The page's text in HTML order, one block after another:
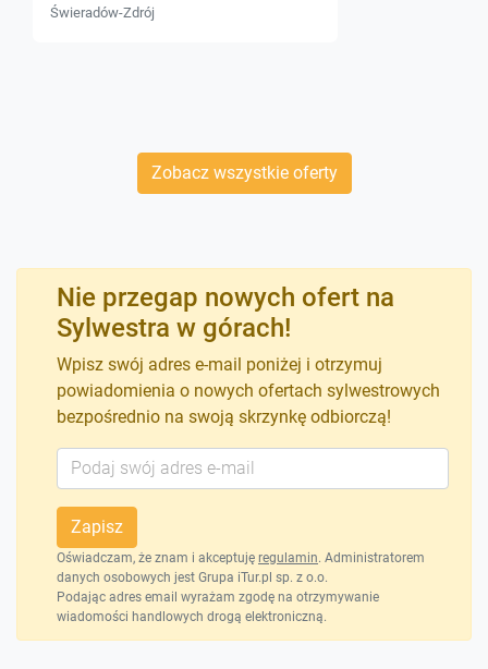
Świeradów-Zdrój
Zobacz wszystkie oferty
Nie przegap nowych ofert na
Sylwestra w górach!
Wpisz swój adres e-mail poniżej i otrzymuj
powiadomienia o nowych ofertach sylwestrowych
bezpośrednio na swoją skrzynkę odbiorczą!
Zapisz
Oświadczam, że znam i akceptuję regulamin. Administratorem
danych osobowych jest Grupa iTur.pl sp. z o.o.
Podając adres email wyrażam zgodę na otrzymywanie
wiadomości handlowych drogą elektroniczną.